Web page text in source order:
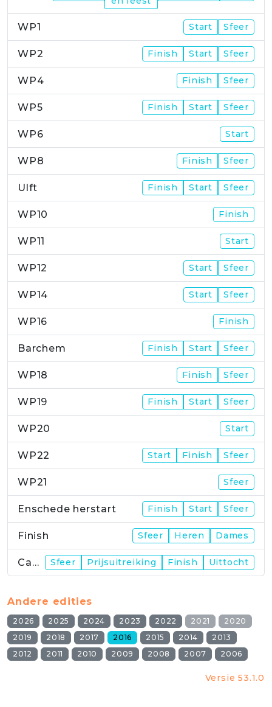
WP1 Start Sfeer
WP2 Finish Start Sfeer
WP4 Finish Sfeer
WP5 Finish Start Sfeer
WP6 Start
WP8 Finish Sfeer
Ulft Finish Start Sfeer
WP10 Finish
WP11 Start
WP12 Start Sfeer
WP14 Start Sfeer
WP16 Finish
Barchem Finish Start Sfeer
WP18 Finish Sfeer
WP19 Finish Start Sfeer
WP20 Start
WP22 Start Finish Sfeer
WP21 Sfeer
Enschede herstart Finish Start Sfeer
Finish Sfeer Heren Dames
Campus Sfeer Prijsuitreiking Finish Uittocht
Andere edities
2026 2025 2024 2023 2022 2021
2020
2019
2018 2017 2016 2015 2014
2013
2012
2011 2010 2009 2008 2007 2006
Versie 53.1.0